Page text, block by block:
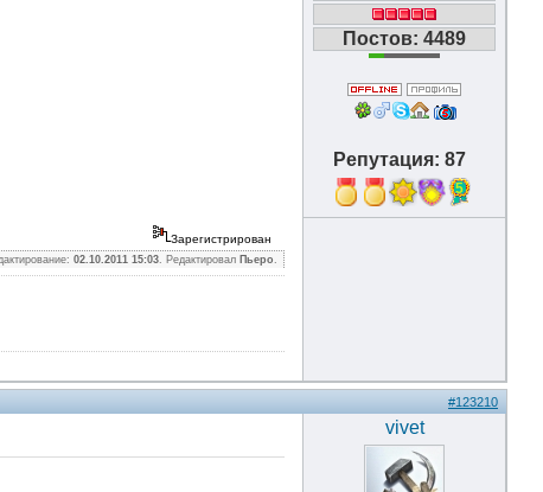
Постов: 4489
Репутация: 87
5
Зарегистрирован
02.10.2011 15:03. Редактировал Пьеро.
#123210
vivet